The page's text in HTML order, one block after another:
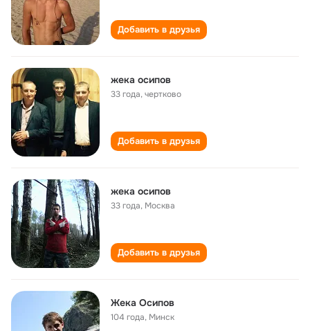
Добавить в друзья
жека осипов
33 года,чертково
Добавить в друзья
жека осипов
33 года, Москва
Добавить в друзья
Жека Осипов
104 года, Минск